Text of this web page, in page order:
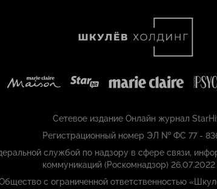
Сетевое издание Онлайн журнал
Регистрационный номер ЭЛ № ФС 77 -
службой по надзору в сфере связи,
коммуникаций (Роскомнадзор) 26.07.2022
с ограниченной ответственностью